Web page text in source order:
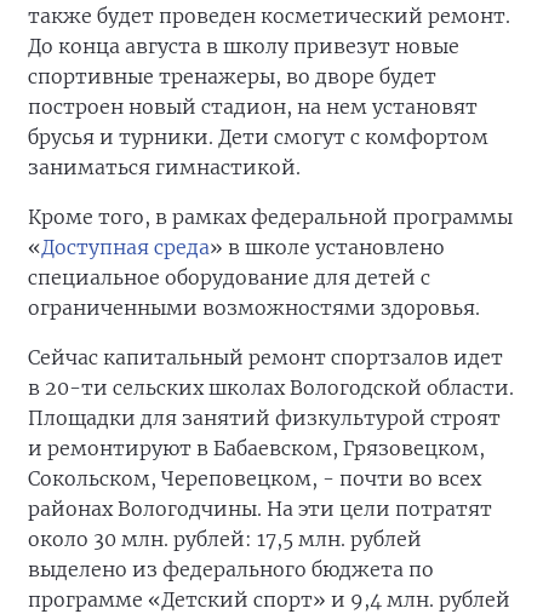
также будет проведен косметический ремонт.
До конца августа в школу привезут новые
спортивные тренажеры, во дворе будет
построен новый стадион, на нем установят
брусья и турники. Дети смогут с комфортом
заниматься гимнастикой.
Кроме того, в рамках федеральной программы
«Доступная среда» в школе установлено
специальное оборудование для детей с
ограниченными возможностями здоровья.
Сейчас капитальный ремонт спортзалов идет
в 20-ти сельских школах Вологодской области.
Площадки для занятий физкультурой строят
и ремонтируют в Бабаевском, Грязовецком,
Сокольском, Череповецком, - почти во всех
районах Вологодчины. На эти цели потратят
около 30 млн. рублей: 17,5 млн. рублей
выделено из федерального бюджета по
программе «Детский спорт» и 9,4 млн. рублей